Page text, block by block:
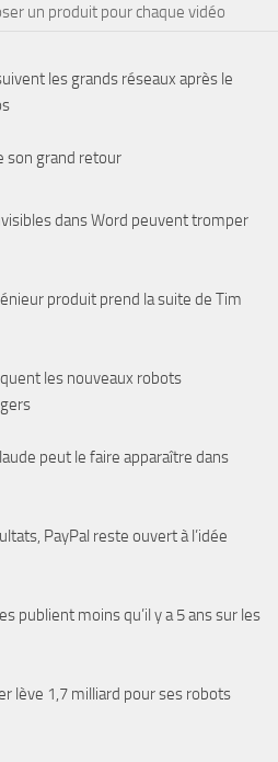
un produit pour chaque vidéo
les grands réseaux après le
son grand retour
dans Word peuvent tromper
produit prend la suite de Tim
les nouveaux robots
peut le faire apparaître dans
PayPal reste ouvert à l’idée
publient moins qu’il y a 5 ans sur les
lève 1,7 milliard pour ses robots